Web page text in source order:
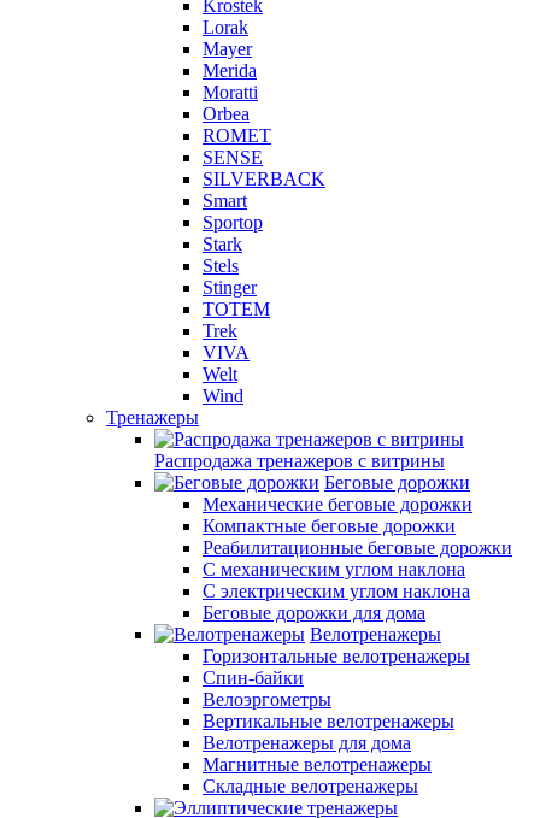
Krostek
Lorak
Mayer
Merida
Moratti
Orbea
ROMET
SENSE
SILVERBACK
Smart
Sportop
Stark
Stels
Stinger
TOTEM
Trek
VIVA
Welt
Wind
Тренажеры
Распродажа тренажеров с витрины
Беговые дорожки
Механические беговые дорожки
Компактные беговые дорожки
Реабилитационные беговые дорожки
С механическим углом наклона
С электрическим углом наклона
Беговые дорожки для дома
Велотренажеры
Горизонтальные велотренажеры
Спин-байки
Велоэргометры
Вертикальные велотренажеры
Велотренажеры для дома
Магнитные велотренажеры
Складные велотренажеры